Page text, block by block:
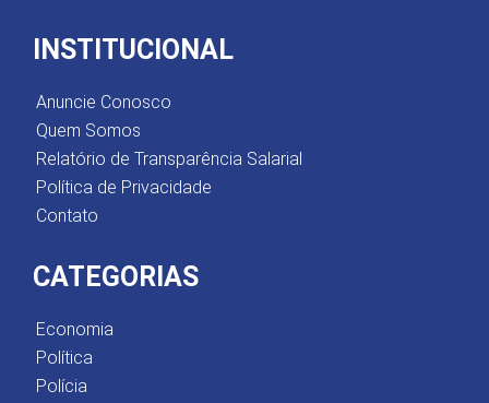
INSTITUCIONAL
Anuncie Conosco
Quem Somos
Relatório de Transparência Salarial
Política de Privacidade
Contato
CATEGORIAS
Economia
Política
Polícia